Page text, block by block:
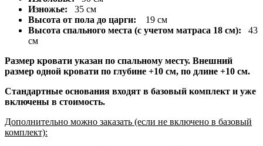
Изножье: 35 см
Высота от пола до царги: 19 см
Высота спального места (с учетом матраса 18 см): 43
см
Размер кровати указан по спальному месту. Внешний
размер одной кровати по глубине +10 см, по длине +10 см.
Стандартные основания входят в базовый комплект и уже
включены в стоимость.
Дополнительно можно заказать (если не включено в базовый
комплект):